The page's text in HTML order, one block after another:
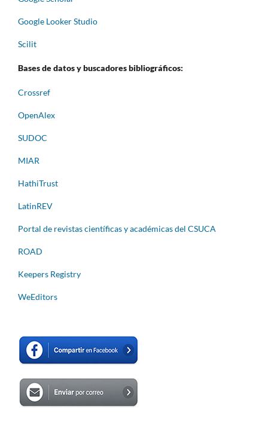
Google Looker Studio
Scilit
Bases de datos y buscadores bibliográficos:
Crossref
OpenAlex
SUDOC
MIAR
HathiTrust
LatinREV
Portal de revistas científicas y académicas del CSUCA
ROAD
Keepers Registry
WeEditors